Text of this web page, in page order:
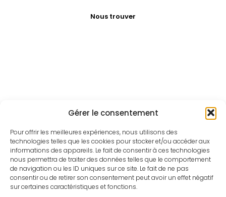
Gérer le consentement
Pour offrir les meilleures expériences, nous utilisons des
technologies telles que les cookies pour stocker et/ou accéder aux
informations des appareils. Le fait de consentir à ces technologies
nous permettra de traiter des données telles que le comportement
de navigation ou les ID uniques sur ce site. Le fait de ne pas
consentir ou de retirer son consentement peut avoir un effet négatif
sur certaines caractéristiques et fonctions.
Nous trouver